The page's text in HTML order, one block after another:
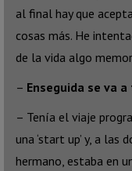
al final hay que
cosas más. He
de la vida algo
– Enseguida se va
– Tenía el viaje
una ‘start up’ y, a las
hermano, estaba en